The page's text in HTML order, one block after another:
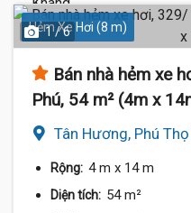
Hẻm Xe Hơi (8 m)
1 / 6
Bán nhà hẻm xe
Phú, 54 m² (4m x
Tân Hương, Phú
Rộng: 4 m x 14 m
Diện tích: 54 m²